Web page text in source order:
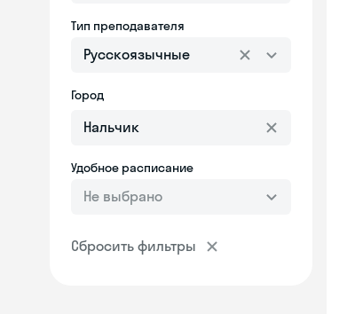
Тип преподавателя
Русскоязычные
Город
Удобное расписание
Не выбрано
Сбросить фильтры